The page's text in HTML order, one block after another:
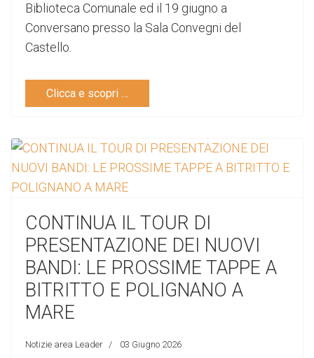
Biblioteca Comunale ed il 19 giugno a
Conversano presso la Sala Convegni del
Castello.
Clicca e scopri …
CONTINUA IL TOUR DI
PRESENTAZIONE DEI NUOVI
BANDI: LE PROSSIME TAPPE A
BITRITTO E POLIGNANO A
MARE
Notizie area Leader 03 Giugno 2026